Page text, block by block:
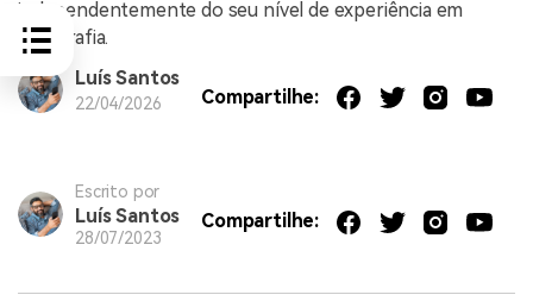
independentemente do seu nível de experiência em
fotografia.
Luís Santos
22/04/2026 Compartilhe:
Escrito por
Luís Santos
28/07/2023
Compartilhe: